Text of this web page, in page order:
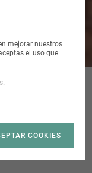
mejorar nuestros
el uso que
COOKIES